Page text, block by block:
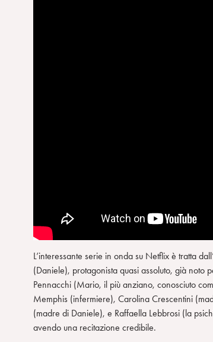
L’interessante serie in onda su Netflix è tratta
(Daniele), protagonista quasi assoluto, già noto
Pennacchi (Mario, il più anziano, conosciuto
Memphis (infermiere), Carolina Crescentini
(madre di Daniele), e Raffaella Lebbrosi (la
avendo una recitazione credibile.